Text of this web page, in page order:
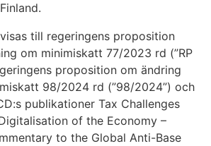
till regeringens proposition
om minimiskatt 77/2023 rd (”RP
proposition om ändring
98/2024 rd (”98/2024”) och
publikationer Tax Challenges
of the Economy –
to the Global Anti-Base